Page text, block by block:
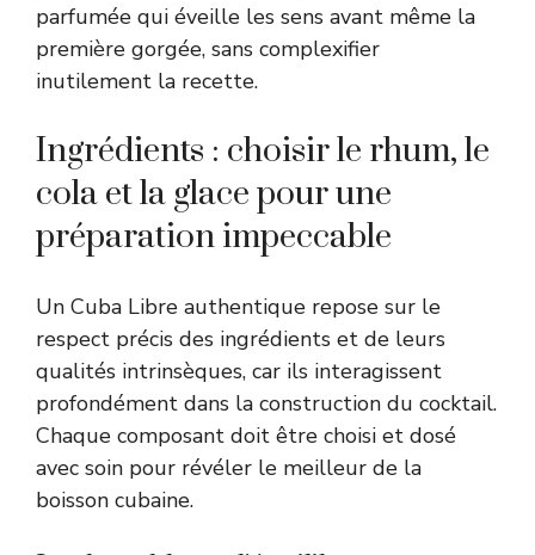
parfumée qui éveille les sens avant même la
première gorgée, sans complexifier
inutilement la recette.
Ingrédients : choisir le rhum, le
cola et la glace pour une
préparation impeccable
Un Cuba Libre authentique repose sur le
respect précis des ingrédients et de leurs
qualités intrinsèques, car ils interagissent
profondément dans la construction du cocktail.
Chaque composant doit être choisi et dosé
avec soin pour révéler le meilleur de la
boisson cubaine.